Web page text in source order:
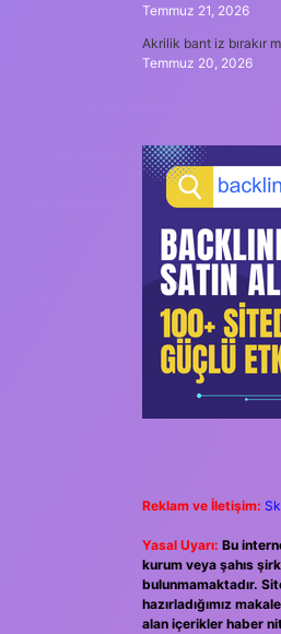
Temmuz 21, 2026
Akrilik bant iz bırakır
Temmuz 20, 2026
Reklam ve İletişim:
Yasal Uyarı: Bu
kurum veya şahıs
bulunmamaktadır.
hazırladığımız
alan içerikler haber